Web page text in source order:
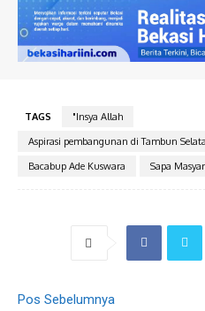
TAGS
"Insya Allah
Aspirasi pembangunan di Tambun
Bacabup Ade Kuswara
Sapa
Pos Sebelumnya